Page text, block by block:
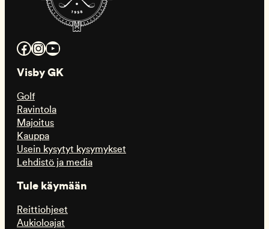
Facebook InstagramYouTube
Visby GK
Golf
Ravintola
Majoitus
Kauppa
Usein kysytyt kysymykset
Lehdistö ja media
Tule käymään
Reittiohjeet
Aukioloajat